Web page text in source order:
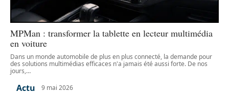
MPMan : transformer la tablette en lecteur multimédia
en voiture
Dans un monde automobile de plus en plus connecté, la demande pour
des solutions multimédias efficaces n'a jamais été aussi forte. De nos
jours,…
Actu 9 mai 2026